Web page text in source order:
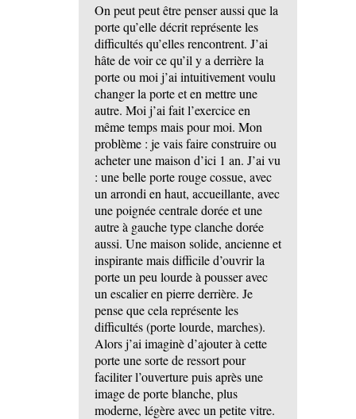
On peut peut être penser aussi que la
porte qu’elle décrit représente les
difficultés qu’elles rencontrent. J’ai
hâte de voir ce qu’il y a derrière la
porte ou moi j’ai intuitivement voulu
changer la porte et en mettre une
autre. Moi j’ai fait l’exercice en
même temps mais pour moi. Mon
problème : je vais faire construire ou
acheter une maison d’ici 1 an. J’ai vu
: une belle porte rouge cossue, avec
un arrondi en haut, accueillante, avec
une poignée centrale dorée et une
autre à gauche type clanche dorée
aussi. Une maison solide, ancienne et
inspirante mais difficile d’ouvrir la
porte un peu lourde à pousser avec
un escalier en pierre derrière. Je
pense que cela représente les
difficultés (porte lourde, marches).
Alors j’ai imaginè d’ajouter à cette
porte une sorte de ressort pour
faciliter l’ouverture puis après une
image de porte blanche, plus
moderne, légère avec un petite vitre.